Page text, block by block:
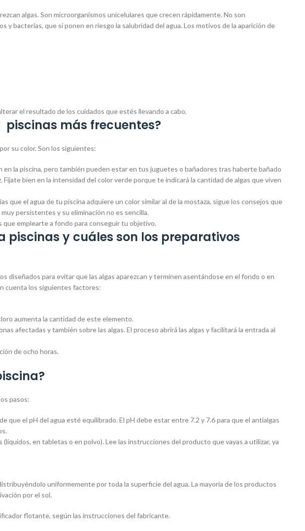
algas. Son microorganismos unicelulares que crecen rápidamente. No son
y bacterias, que sí ponen en riesgo la salubridad del agua. Los motivos de la aparición de
el resultado de los cuidados que estés llevando a cabo.
piscinas más frecuentes?
su color. Son los siguientes:
en la piscina, pero también pueden estar en tus juguetes o bañadores tras haberte bañado
bien en la intensidad del color verde porque te indicará la cantidad de algas que viven
que el agua de tu piscina adquiere un color similar al de la mostaza, sigue los consejos que
persistentes y su eliminación no es sencilla.
que emplearte a fondo para conseguir tu objetivo.
piscinas y cuáles son los preparativos
diseñados para evitar que las algas aparezcan y terminen asentándose en el fondo o en
cuenta los siguientes factores:
aumenta la cantidad de este elemento.
afectadas y también sobre las algas. El proceso abrirá las algas y facilitará la entrada al
de ocho horas.
?
pasos:
que el pH del agua esté equilibrado. El pH debe estar entre 7.2 y 7.6 para que el antialgas
en tabletas o en polvo). Lee las instrucciones del producto que vayas a utilizar, ya
uniformemente por toda la superficie del agua. La mayoría de los productos
por el sol.
flotante, según las instrucciones del fabricante.